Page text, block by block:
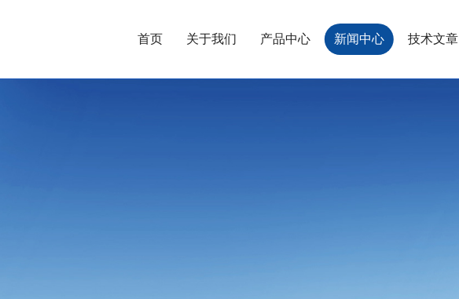
首页 关于我们 产品中心 新闻中心 技术文章